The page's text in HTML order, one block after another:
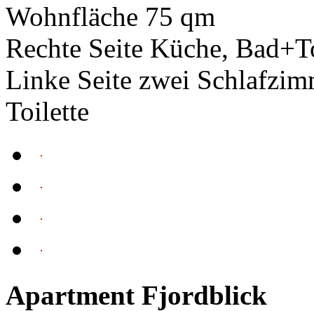
Wohnfläche 75 qm
Rechte Seite Küche,
Linke Seite zwei
Toilette
Apartment Fjordblick